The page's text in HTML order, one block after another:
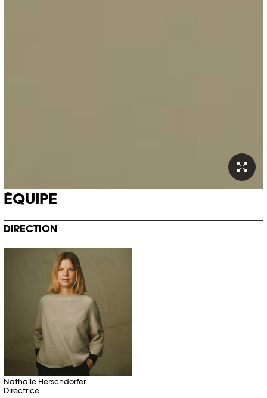
ÉQUIPE
DIRECTION
Nathalie Herschdorfer
Directrice